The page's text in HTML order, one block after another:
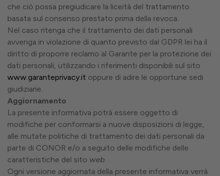
che ciò possa pregiudicare la liceità del trattamento
basata sul consenso prestato prima della revoca.
Nel caso ritenga che il trattamento dei dati personali
avvenga in violazione di quanto previsto dal GDPR lei ha il
diritto di proporre reclamo al Garante per la protezione dei
dati personali, utilizzando i riferimenti disponibili sul sito
www.garanteprivacy.it oppure di adire le opportune sedi
giudiziarie.
Aggiornamento
La presente informativa potrà essere oggetto di
modifiche per conformarsi a nuove disposizioni di legge,
alle mutate politiche di trattamento dei dati personali da
parte di CONOR e/o a seguito delle modifiche delle
caratteristiche del sito web.
Ogni versione aggiornata della presente informativa verrà